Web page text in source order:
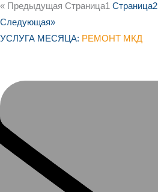
« Предыдущая Страница1 Страница2
Следующая»
УСЛУГА МЕСЯЦА: РЕМОНТ МКД